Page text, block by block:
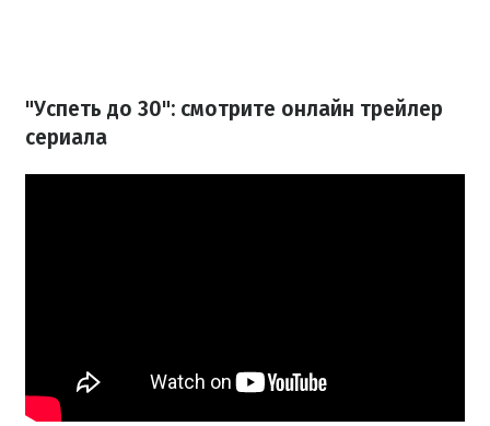
"Успеть до 30": смотрите онлайн трейлер
сериала